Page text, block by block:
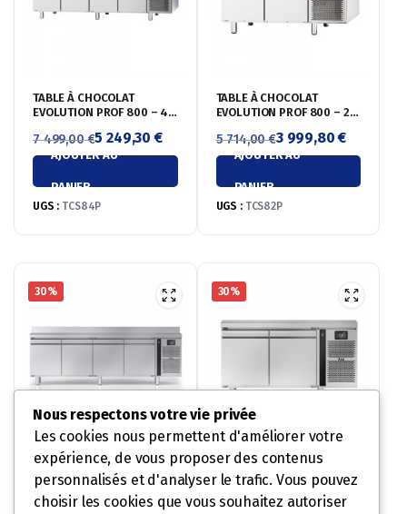
TABLE À CHOCOLAT
EVOLUTION PROF 800 – 4
DESSUS – POSITIVE
+4°/+18°C
7 499,00€
Le
prix
initial
499,00 €.
5 249,30€
Le
prix
actuel
249,30 €.
AJOUTER AU
PANIER
UGS : TCS84P
TABLE À CHOCOLAT
EVOLUTION PROF 800 – 2
DESSUS – POSITIVE
+4°/+18°C
5 714,00€
Le
prix
initial
714,00 €.
3 999,80€
Le
prix
actuel
999,80 €.
AJOUTER AU
PANIER
UGS : TCS82P
30%
TABLE DE FERMENTATION
PROF 800 – 4 PORTES
PLEINES – AVEC DOSSERET
– POSITIVE -3/-35°C
11 259,00€7 881,30 €
30%
TABLE DE FERMENTATION
PROF 800 – 2 PORTES
PLEINES – SANS DOSSERET
– POSITIVE -3/-35°C
8 632,00€6 042,40€
Nous respectons votre vie privée
Les cookies nous permettent d'améliorer votre
expérience, de vous proposer des contenus
personnalisés et d'analyser le trafic. Vous pouvez
choisir les cookies que vous souhaitez autoriser